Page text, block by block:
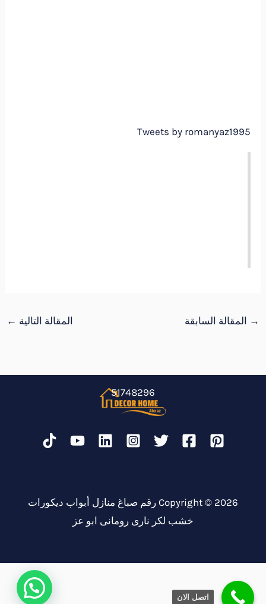
Tweets by romanyaz1995
→ المقالة السابقة المقالة التالية ←
51748296
Copyright © 2026 رقم صباغ منازل أبواب ديكورات
خشب لكر نارى رومانى ابو عز
اتصل الان